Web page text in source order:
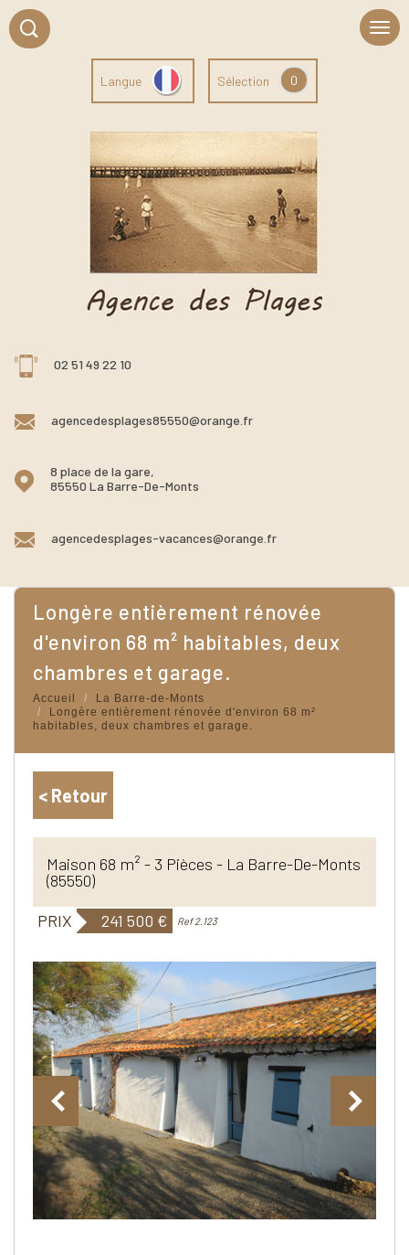
Langue Sélection 0
02 51 49 22 10
agencedesplages85550@orange.fr
8 place de la gare,
85550 La Barre-De-Monts
agencedesplages-vacances@orange.fr
longère entièrement rénovée
d'environ 68 m² habitables, deux
chambres et garage.
Accueil
La Barre-de-Monts
Longère entièrement rénovée d'environ 68 m²
habitables, deux chambres et garage.
< Retour
Maison 68 m² - 3 Pièces - La Barre-De-Monts
(85550)
PRIX
241 500 € Ref 2.123